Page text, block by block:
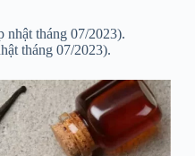
nhật tháng 07/2023).
tháng 07/2023).